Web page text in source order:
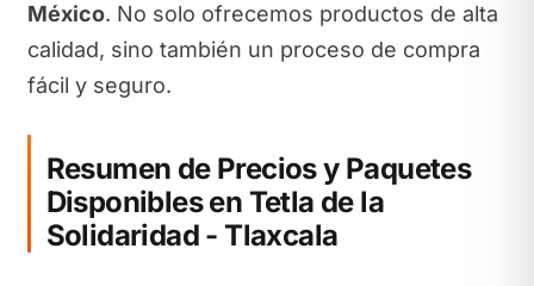
México. No solo ofrecemos productos de alta
calidad, sino también un proceso de compra
fácil y seguro.
Resumen de Precios y Paquetes
Disponibles en Tetla de la
Solidaridad - Tlaxcala